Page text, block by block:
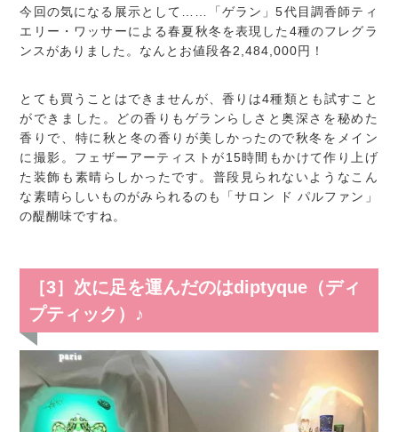
今回の気になる展示として……「ゲラン」5代目調香師ティ
エリー・ワッサーによる春夏秋冬を表現した4種のフレグラ
ンスがありました。なんとお値段各2,484,000円！
とても買うことはできませんが、香りは4種類とも試すこと
ができました。どの香りもゲランらしさと奥深さを秘めた
香りで、特に秋と冬の香りが美しかったので秋冬をメイン
に撮影。フェザーアーティストが15時間もかけて作り上げ
た装飾も素晴らしかったです。普段見られないようなこん
な素晴らしいものがみられるのも「サロン ド パルファン」
の醍醐味ですね。
［3］次に足を運んだのはdiptyque（ディ
プティック）♪